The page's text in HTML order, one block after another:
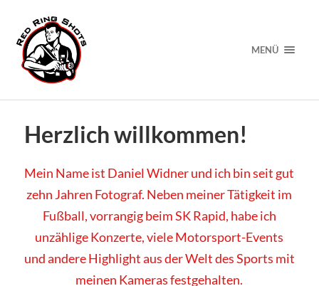
MENÜ
Herzlich willkommen!
Mein Name ist Daniel Widner und ich bin seit gut
zehn Jahren Fotograf. Neben meiner Tätigkeit im
Fußball, vorrangig beim SK Rapid, habe ich
unzählige Konzerte, viele Motorsport-Events
und andere Highlight aus der Welt des Sports mit
meinen Kameras festgehalten.